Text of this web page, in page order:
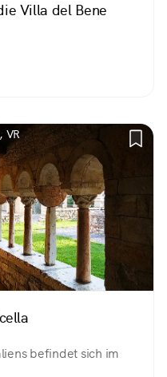
Villa del Bene
VR
befindet sich im